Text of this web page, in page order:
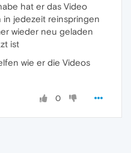
hat er das Video
in jedezeit reinspringen
wieder neu geladen
ist
wie er die Videos
0